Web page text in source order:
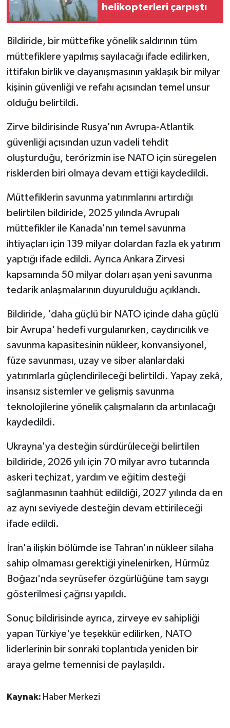
helikopterleri çarpıştı
Bildiride, bir müttefike yönelik saldırının tüm
müttefiklere yapılmış sayılacağı ifade edilirken,
ittifakın birlik ve dayanışmasının yaklaşık bir milyar
kişinin güvenliği ve refahı açısından temel unsur
olduğu belirtildi.
Zirve bildirisinde Rusya'nın Avrupa-Atlantik
güvenliği açısından uzun vadeli tehdit
oluşturduğu, terörizmin ise NATO için süregelen
risklerden biri olmaya devam ettiği kaydedildi.
Müttefiklerin savunma yatırımlarını artırdığı
belirtilen bildiride, 2025 yılında Avrupalı
müttefikler ile Kanada'nın temel savunma
ihtiyaçları için 139 milyar dolardan fazla ek yatırım
yaptığı ifade edildi. Ayrıca Ankara Zirvesi
kapsamında 50 milyar doları aşan yeni savunma
tedarik anlaşmalarının duyurulduğu açıklandı.
Bildiride, 'daha güçlü bir NATO içinde daha güçlü
bir Avrupa' hedefi vurgulanırken, caydırıcılık ve
savunma kapasitesinin nükleer, konvansiyonel,
füze savunması, uzay ve siber alanlardaki
yatırımlarla güçlendirileceği belirtildi. Yapay zekâ,
insansız sistemler ve gelişmiş savunma
teknolojilerine yönelik çalışmaların da artırılacağı
kaydedildi.
Ukrayna'ya desteğin sürdürüleceği belirtilen
bildiride, 2026 yılı için 70 milyar avro tutarında
askeri teçhizat, yardım ve eğitim desteği
sağlanmasının taahhüt edildiği, 2027 yılında da en
az aynı seviyede desteğin devam ettirileceği
ifade edildi.
İran'a ilişkin bölümde ise Tahran'ın nükleer silaha
sahip olmaması gerektiği yinelenirken, Hürmüz
Boğazı'nda seyrüsefer özgürlüğüne tam saygı
gösterilmesi çağrısı yapıldı.
Sonuç bildirisinde ayrıca, zirveye ev sahipliği
yapan Türkiye'ye teşekkür edilirken, NATO
liderlerinin bir sonraki toplantıda yeniden bir
araya gelme temennisi de paylaşıldı.
Kaynak: Haber Merkezi